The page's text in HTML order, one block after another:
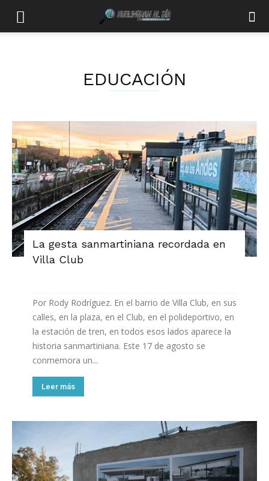
EDUCACIÓN
La gesta sanmartiniana recordada en
Villa Club
Por Rody Rodríguez. En el barrio de Villa Club, en sus
calles, en la plaza, en el Club, en el polideportivo, en
la estación de tren, en todos esos lados aparece la
historia sanmartiniana. Este 17 de agosto se
conmemora un...
Leer más